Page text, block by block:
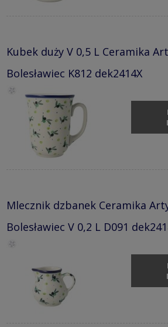
Kubek duży V 0,5 L Ceramika
Bolesławiec K812 dek2414X
Mlecznik dzbanek Ceramika
Bolesławiec V 0,2 L D091